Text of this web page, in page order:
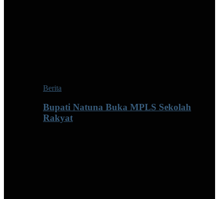
Berita
Bupati Natuna Buka MPLS Sekolah
Rakyat